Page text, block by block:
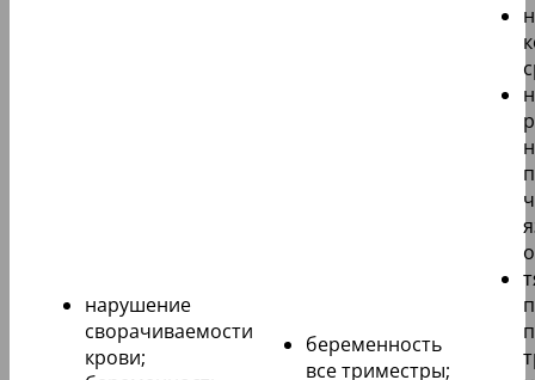
нарушение
сворачиваемости
крови;
беременность
все триместры;